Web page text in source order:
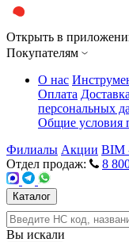
Открыть в
Покупателям
О нас
Оплата Доставка
персональных
Общие условия
Филиалы Акции BIM
Отдел продаж:
8
Каталог
Вы искали